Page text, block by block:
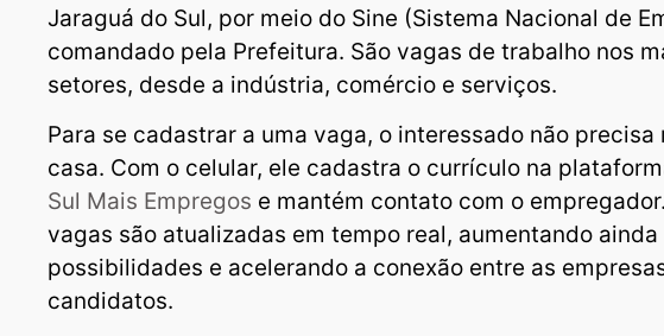
Jaraguá do Sul, por meio do Sine (Sistema Nacional de
comandado pela Prefeitura. São vagas de trabalho nos
setores, desde a indústria, comércio e serviços.
Para se cadastrar a uma vaga, o interessado não precisa
casa. Com o celular, ele cadastra o currículo na
Sul Mais Empregos e mantém contato com o
vagas são atualizadas em tempo real, aumentando ainda
possibilidades e acelerando a conexão entre as
candidatos.